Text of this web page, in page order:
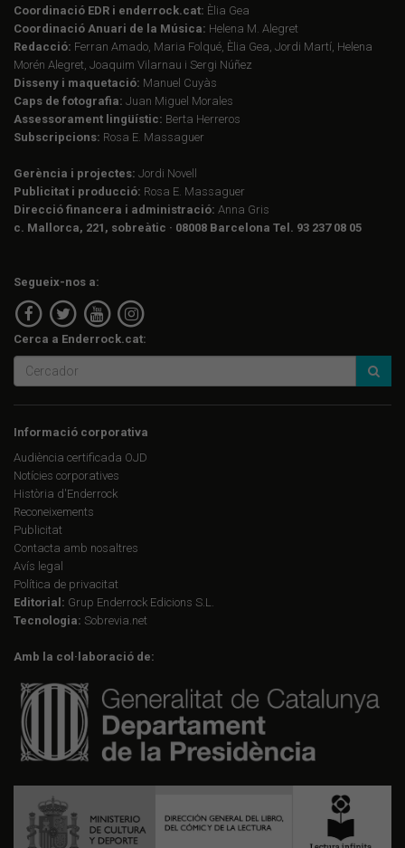
Coordinació EDR i enderrock.cat: Èlia Gea
Coordinació Anuari de la Música: Helena M. Alegret
Redacció: Ferran Amado, Maria Folqué, Èlia Gea, Jordi Martí, Helena
Morén Alegret, Joaquim Vilarnau i Sergi Núñez
Disseny i maquetació: Manuel Cuyàs
Caps de fotografia: Juan Miguel Morales
Assessorament lingüístic: Berta Herreros
Subscripcions: Rosa E. Massaguer
Gerència i projectes: Jordi Novell
Publicitat i producció: Rosa E. Massaguer
Direcció financera i administració: Anna Gris
c. Mallorca, 221, sobreàtic · 08008 Barcelona Tel. 93 237 08 05
Segueix-nos a:
Cerca a Enderrock.cat:
Informació corporativa
Audiència certificada OJD
Notícies corporatives
Història d'Enderrock
Reconeixements
Publicitat
Contacta amb nosaltres
Avís legal
Política de privacitat
Editorial: Grup Enderrock Edicions S.L.
Tecnologia: Sobrevia.net
Amb la col·laboració de: